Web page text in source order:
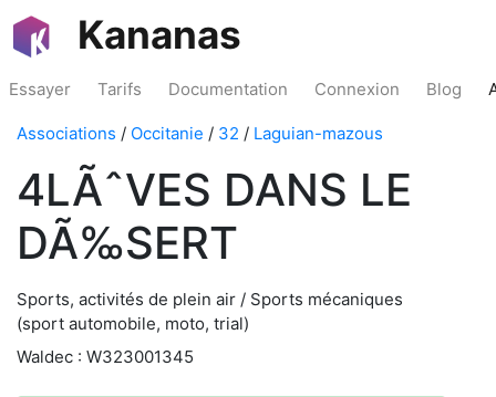
Kananas
Essayer Tarifs Documentation Connexion Blog
Associations / Occitanie / 32 / Laguian-mazous
4LÃˆVES DANS LE
DÃ‰SERT
Sports, activités de plein air / Sports mécaniques
(sport automobile, moto, trial)
Waldec : W323001345